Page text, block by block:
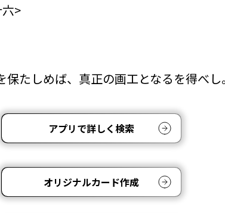
>
保たしめば、真正の画工となるを得べし
アプリで詳しく検索
オリジナルカード作成